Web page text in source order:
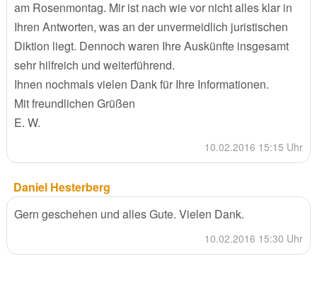
am Rosenmontag. Mir ist nach wie vor nicht alles klar in
Ihren Antworten, was an der unvermeidlich juristischen
Diktion liegt. Dennoch waren Ihre Auskünfte insgesamt
sehr hilfreich und weiterführend.
Ihnen nochmals vielen Dank für Ihre Informationen.
Mit freundlichen Grüßen
E. W.
10.02.2016 15:15 Uhr
Daniel Hesterberg
Gern geschehen und alles Gute. Vielen Dank.
10.02.2016 15:30 Uhr